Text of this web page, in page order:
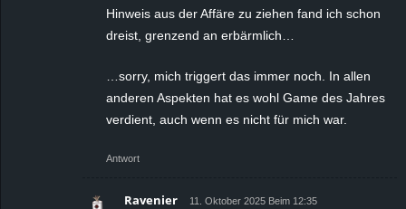
Hinweis aus der Affäre zu ziehen fand ich schon
dreist, grenzend an erbärmlich…
…sorry, mich triggert das immer noch. In allen
anderen Aspekten hat es wohl Game des Jahres
verdient, auch wenn es nicht für mich war.
Antwort
Ravenier 11. Oktober 2025 Beim 12:35